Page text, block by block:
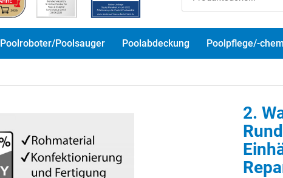
Poolroboter/Poolsauger Poolabdeckung Poolpflege/-
2.